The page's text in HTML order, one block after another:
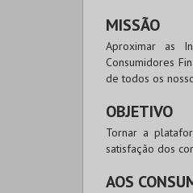
MISSÃO
Aproximar as
Consumidores
de todos os
OBJETIVO
Tornar a
satisfação dos
AOS